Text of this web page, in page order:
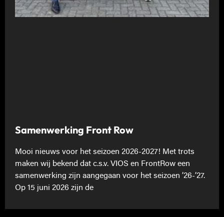
Samenwerking Front Row
Mooi nieuws voor het seizoen 2026-2027! Met trots
maken wij bekend dat c.s.v. VIOS en FrontRow een
samenwerking zijn aangegaan voor het seizoen ’26-’27.
Op 15 juni 2026 zijn de